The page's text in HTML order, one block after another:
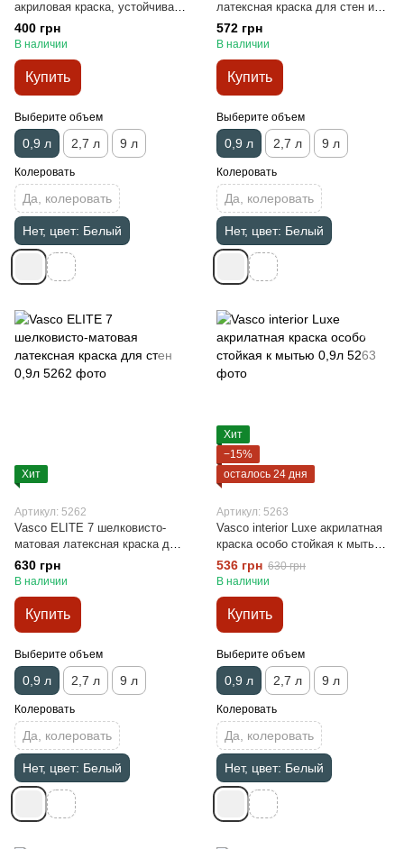
акриловая краска, устойчивая
к мытью 0,9л
400 грн
В наличии
Купить
Выберите объем
0,9 л 2,7 л 9 л
Колеровать
Да, колеровать
Нет, цвет: Белый
латексная краска для стен и
потолков 0,9л
572 грн
В наличии
Купить
Выберите объем
0,9 л 2,7 л 9 л
Колеровать
Да, колеровать
Нет, цвет: Белый
Хит
Артикул: 5262
Vasco ELITE 7 шелковисто-
матовая латексная краска для
стен 0,9л
630 грн
В наличии
Купить
Выберите объем
0,9 л 2,7 л 9 л
Колеровать
Да, колеровать
Нет, цвет: Белый
Хит
−15%
осталось 24 дня
Артикул: 5263
Vasco interior Luxe акрилатная
краска особо стойкая к мытью
0,9л
536 грн 630 грн
В наличии
Купить
Выберите объем
0,9 л 2,7 л 9 л
Колеровать
Да, колеровать
Нет, цвет: Белый